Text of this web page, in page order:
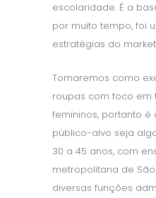
escolaridade. É a
por muito tempo, foi
estratégias do
Tomaremos como
roupas com foco em
femininos, portanto
público-alvo seja
30 a 45 anos, com
metropolitana de
diversas funções